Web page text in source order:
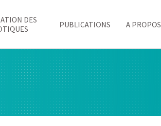
DES
PUBLICATIONS A PROPOS